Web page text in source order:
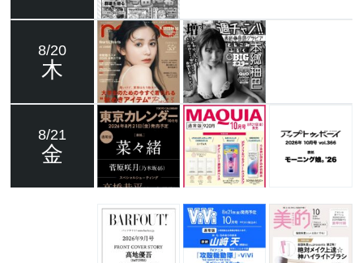
8/20
木
8/21
金